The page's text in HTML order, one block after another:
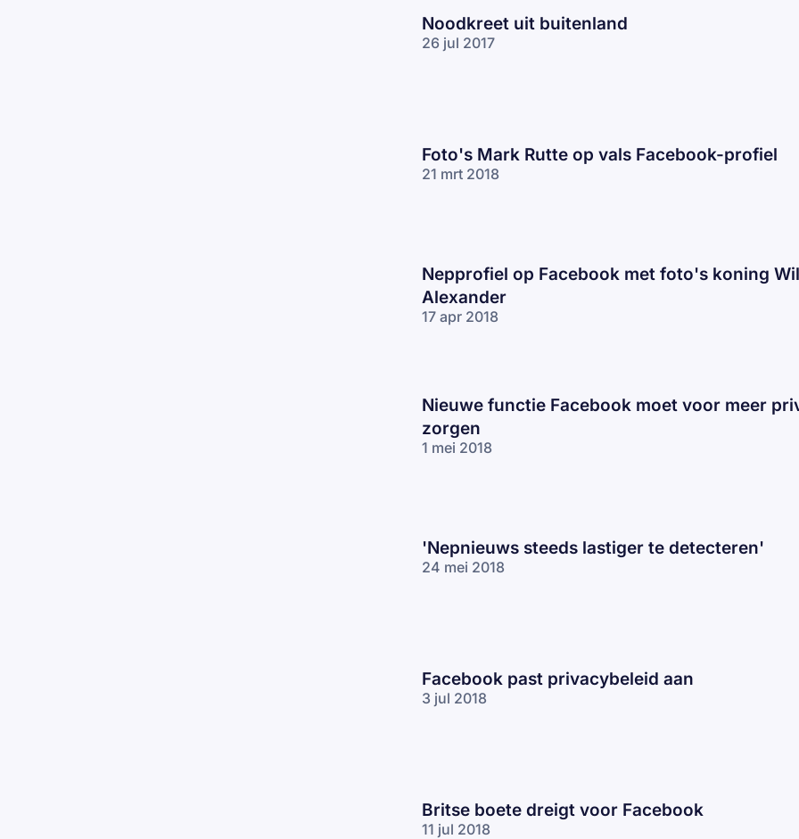
Noodkreet uit buitenland
26 jul 2017
Foto's Mark Rutte op vals Facebook-profiel
21 mrt 2018
Nepprofiel op Facebook met foto's koning
Alexander
17 apr 2018
Nieuwe functie Facebook moet voor meer
zorgen
1 mei 2018
'Nepnieuws steeds lastiger te detecteren'
24 mei 2018
Facebook past privacybeleid aan
3 jul 2018
Britse boete dreigt voor Facebook
11 jul 2018